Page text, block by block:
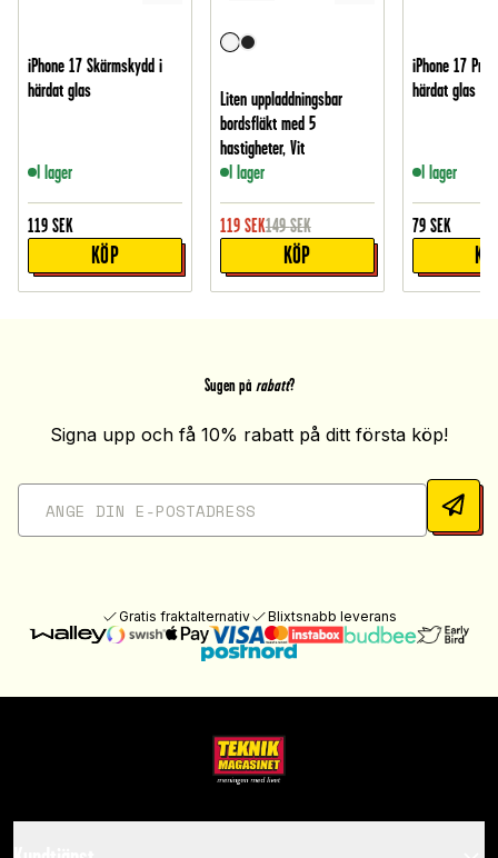
iPhone 17 Skärmskydd i
härdat glas
I lager
119 SEK
KÖP
Liten uppladdningsbar
bordsfläkt med 5
hastigheter, Vit
I lager
119 SEK149 SEK
KÖP
iPhone 17 Pro
härdat glas
I lager
79 SEK
Sugen på rabatt?
Signa upp och få 10% rabatt på ditt första köp!
Gratis fraktalternativ Blixtsnabb leverans